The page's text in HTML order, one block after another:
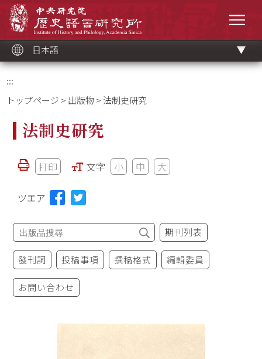
ッ
ク
日本語
:::
トップページ > 出版物 > 法制史研究
法制史研究
打印 文字 小 中 大
ツエア
期刊列表
發刊詞 投稿事項 撰稿格式 編輯委員
お問い合わせ